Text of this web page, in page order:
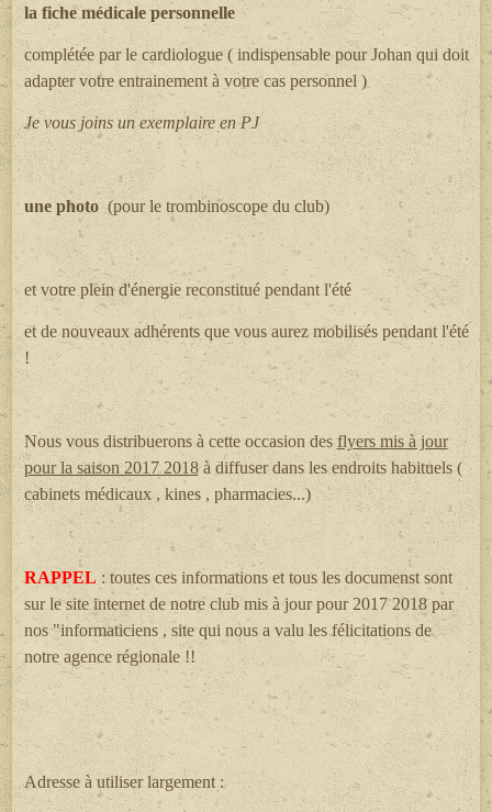
la fiche médicale personnelle
complétée par le cardiologue ( indispensable pour Johan qui doit
adapter votre entrainement à votre cas personnel )
Je vous joins un exemplaire en PJ
une photo (pour le trombinoscope du club)
et votre plein d'énergie reconstitué pendant l'été
et de nouveaux adhérents que vous aurez mobilisés pendant l'été
!
Nous vous distribuerons à cette occasion desflyers mis à jour
pour la saison 2017 2018à diffuser dans les endroits habituels (
cabinets médicaux , kines , pharmacies...)
RAPPEL : toutes ces informations et tous les documenst sont
sur le site internet de notre club mis à jour pour 2017 2018 par
nos "informaticiens , site qui nous a valu les félicitations de
notre agence régionale !!
Adresse à utiliser largement :